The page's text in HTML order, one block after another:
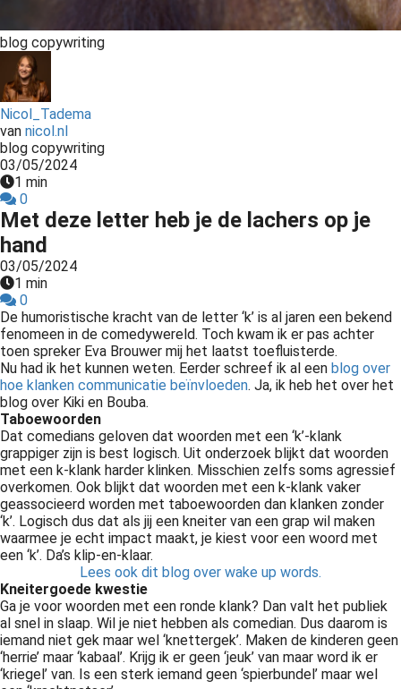
blog copywriting
Nicol_Tadema
van nicol.nl
blog copywriting
03/05/2024
1 min
0
Met deze letter heb je de lachers op je
hand
03/05/2024
1 min
0
De humoristische kracht van de letter ‘k’ is al jaren een bekend
fenomeen in de comedywereld. Toch kwam ik er pas achter
toen spreker Eva Brouwer mij het laatst toefluisterde.
Nu had ik het kunnen weten. Eerder schreef ik al een blog over
hoe klanken communicatie beïnvloeden. Ja, ik heb het over het
blog over Kiki en Bouba.
Taboewoorden
Dat comedians geloven dat woorden met een ‘k’-klank
grappiger zijn is best logisch. Uit onderzoek blijkt dat woorden
met een k-klank harder klinken. Misschien zelfs soms agressief
overkomen. Ook blijkt dat woorden met een k-klank vaker
geassocieerd worden met taboewoorden dan klanken zonder
‘k’. Logisch dus dat als jij een kneiter van een grap wil maken
waarmee je echt impact maakt, je kiest voor een woord met
een ‘k’. Da’s klip-en-klaar.
Lees ook dit blog over wake up words.
Kneitergoede kwestie
Ga je voor woorden met een ronde klank? Dan valt het publiek
al snel in slaap. Wil je niet hebben als comedian. Dus daarom is
iemand niet gek maar wel ‘knettergek’. Maken de kinderen geen
‘herrie’ maar ‘kabaal’. Krijg ik er geen ‘jeuk’ van maar word ik er
‘kriegel’ van. Is een sterk iemand geen ‘spierbundel’ maar wel
niet
worden
om
te
over
van
op
gebruikt
te
de
Hierdoor
website-